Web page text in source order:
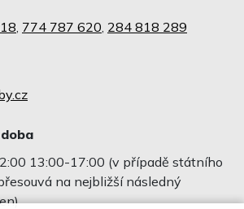
, 774 787 620, 284 818 289
13:00-17:00 (v případě státního
na nejbližší následný